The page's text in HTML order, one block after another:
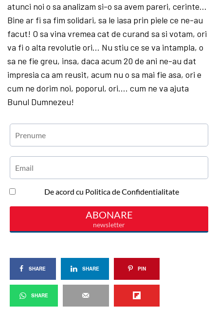
atunci noi o sa analizam si-o sa avem pareri, cerinte…
Bine ar fi sa fim solidari, sa le iasa prin piele ce ne-au
facut! O sa vina vremea cat de curand sa si votam, ori
va fi o alta revolutie ori… Nu stiu ce se va intampla, o
sa ne fie greu, insa, daca acum 20 de ani ne-au dat
impresia ca am reusit, acum nu o sa mai fie asa, ori e
cum ne dorim noi, poporul, ori…. cum ne va ajuta
Bunul Dumnezeu!
SHARE SHARE PIN
SHARE